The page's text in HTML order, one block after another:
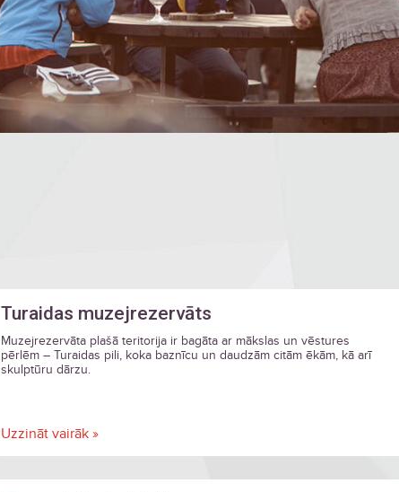
Turaidas muzejrezervāts
Muzejrezervāta plašā teritorija ir bagāta ar mākslas un vēstures
pērlēm – Turaidas pili, koka baznīcu un daudzām citām ēkām, kā arī
skulptūru dārzu.
Uzzināt vairāk »